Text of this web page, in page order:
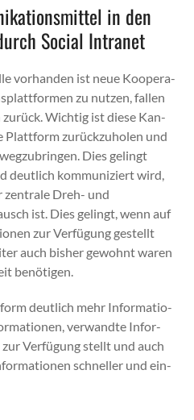
in den
Social Intranet
vorhan­den ist neue Koop­er­a­
zu nutzen, fall­en
Wichtig ist diese Kan­
Plat­tform zurück­zu­holen und
Dies gelingt
deut­lich kom­mu­niziert wird,
zen­trale Dreh- und
ist. Dies gelingt, wenn auf
zur Ver­fü­gung gestellt
auch bish­er gewohnt waren
benöti­gen.
deut­lich mehr Infor­ma­tio­
ver­wandte Infor­
Ver­fü­gung stellt und auch
schneller und ein­